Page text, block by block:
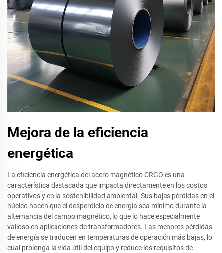
Mejora de la eficiencia
energética
La eficiencia energética del acero magnético CRGO es una
característica destacada que impacta directamente en los costos
operativos y en la sostenibilidad ambiental. Sus bajas pérdidas en el
núcleo hacen que el desperdicio de energía sea mínimo durante la
alternancia del campo magnético, lo que lo hace especialmente
valioso en aplicaciones de transformadores. Las menores pérdidas
de energía se traducen en temperaturas de operación más bajas, lo
cual prolonga la vida útil del equipo y reduce los requisitos de